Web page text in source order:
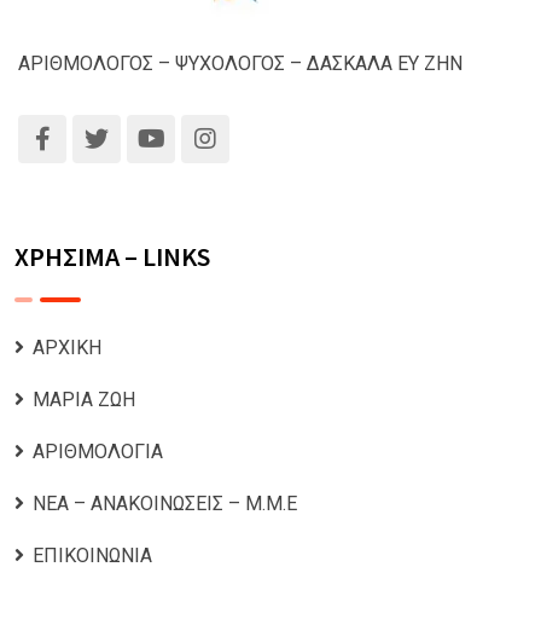
ΑΡΙΘΜΟΛΟΓΟΣ – ΨΥΧΟΛΟΓΟΣ – ΔΑΣΚΑΛΑ ΕΥ ΖΗΝ
ΧΡΗΣΙΜΑ – LINKS
ΑΡΧΙΚΗ
ΜΑΡΙΑ ΖΩΗ
ΑΡΙΘΜΟΛΟΓΙΑ
ΝΕΑ – ΑΝΑΚΟΙΝΩΣΕΙΣ – Μ.Μ.Ε
ΕΠΙΚΟΙΝΩΝΙΑ